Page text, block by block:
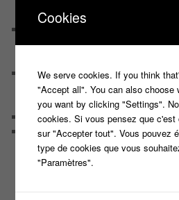
Serge le candidat qui a peur du
Les caméras d’un jeu plateau
Les interviews de Lora
Quand Lora rencontre Aline
Quand Lora papote avec
NewsLetter
Nos Sondages
Sondage Koh Lanta 2018 Le
Sondage Koh Lanta Fidji 2017
Sondage Koh Lanta
Cookies
We serve cookies. If you think
"Accept all". You can also choose
you want by clicking "Settings".
cookies. Si vous pensez que
sur "Accepter tout". Vous pouvez
type de cookies que vous
"Paramètres".